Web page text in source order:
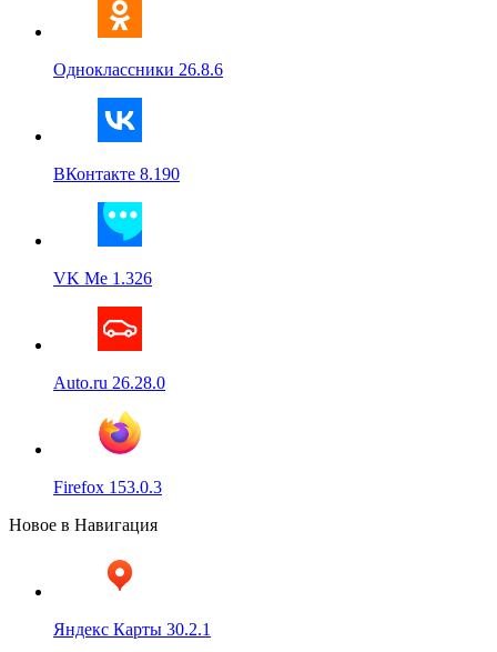
Одноклассники 26.8.6
ВКонтакте 8.190
VK Me 1.326
Auto.ru 26.28.0
Firefox 153.0.3
Новое в Навигация
Яндекс Карты 30.2.1